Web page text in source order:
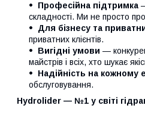
Професійна підтримка
складності. Ми не просто
Для бізнесу та
приватних клієнтів.
Вигідні умови —
майстрів і всіх, хто шукає
Надійність на кожному
обслуговування.
Hydrolider — №1 у світі